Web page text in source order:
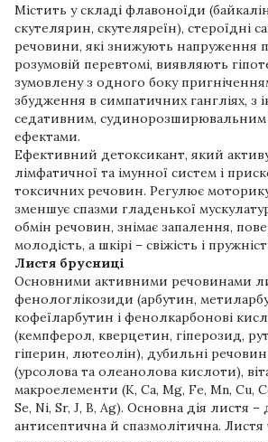
Містить у складі флавоноїди
скутелярин, скутеляреїн), стероїдні
речовини, які знижують напруження
розумовій перевтомі, виявляють
зумовлену з одного боку
збудження в симпатичних гангліях, з
седативним, судинорозширювальним
ефектами.
Ефективний детоксикант, який
лімфатичної та імунної систем і
токсичних речовин. Регулює
зменшує спазми гладенької
обмін речовин, знімає запалення,
молодість, а шкірі – свіжість і
Листя брусниці
Основними активними речовинами
фенологлікозиди (арбутин,
кофеїларбутин і фенолкарбонові
(кемпферол, кверцетин, гіперозид,
гіперин, лютеолін), дубильні
(урсолова та олеанолова кислоти),
макроелементи (K, Ca, Mg, Fe, Mn, Cu,
Se, Ni, Sr, J, B, Ag). Основна дія листя –
антисептична й спазмолітична. Листя